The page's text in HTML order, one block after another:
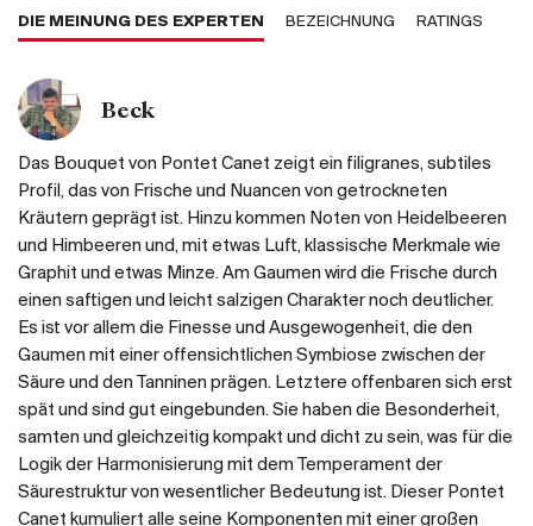
DIE MEINUNG DES EXPERTEN BEZEICHNUNG RATINGS
Beck
Das Bouquet von Pontet Canet zeigt ein filigranes, subtiles
Profil, das von Frische und Nuancen von getrockneten
Kräutern geprägt ist. Hinzu kommen Noten von Heidelbeeren
und Himbeeren und, mit etwas Luft, klassische Merkmale wie
Graphit und etwas Minze. Am Gaumen wird die Frische durch
einen saftigen und leicht salzigen Charakter noch deutlicher.
Es ist vor allem die Finesse und Ausgewogenheit, die den
Gaumen mit einer offensichtlichen Symbiose zwischen der
Säure und den Tanninen prägen. Letztere offenbaren sich erst
spät und sind gut eingebunden. Sie haben die Besonderheit,
samten und gleichzeitig kompakt und dicht zu sein, was für die
Logik der Harmonisierung mit dem Temperament der
Säurestruktur von wesentlicher Bedeutung ist. Dieser Pontet
Canet kumuliert alle seine Komponenten mit einer großen